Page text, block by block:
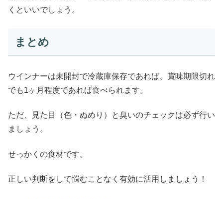
くといいでしょう。
まとめ
ウインナーは未開封で冷蔵庫保存であれば、賞味期限切れ
でも1ヶ月程度であれば食べられます。
ただ、見た目（色・ぬめり）と臭いのチェックは必ず行い
ましょう。
せっかくの食材です。
正しい判断をして悩むことなく有効に活用しましょう！